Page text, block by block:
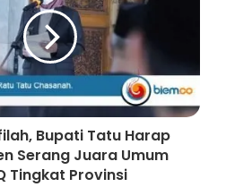
Bupati Tatu Harap
Serang Juara Umum
Tingkat Provinsi